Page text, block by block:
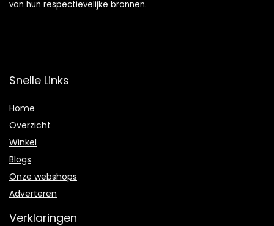
van hun respectievelijke bronnen.
Snelle Links
Home
Overzicht
Winkel
Blogs
Onze webshops
Adverteren
Verklaringen